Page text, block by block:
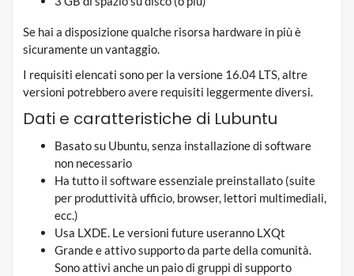
Se hai a disposizione qualche risorsa hardware in più è
sicuramente un vantaggio.
I requisiti elencati sono per la versione 16.04 LTS, altre
versioni potrebbero avere requisiti leggermente diversi.
Dati e caratteristiche di Lubuntu
Basato su Ubuntu, senza installazione di software
non necessario
Ha tutto il software essenziale preinstallato (suite
per produttività ufficio, browser, lettori multimediali,
ecc.)
Usa LXDE. Le versioni future useranno LXQt
Grande e attivo supporto da parte della comunità.
Sono attivi anche un paio di gruppi di supporto